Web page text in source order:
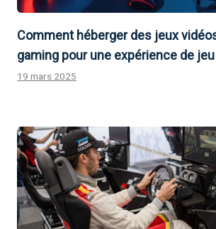
Comment héberger des jeux
gaming pour une expérience de
19 mars 2025